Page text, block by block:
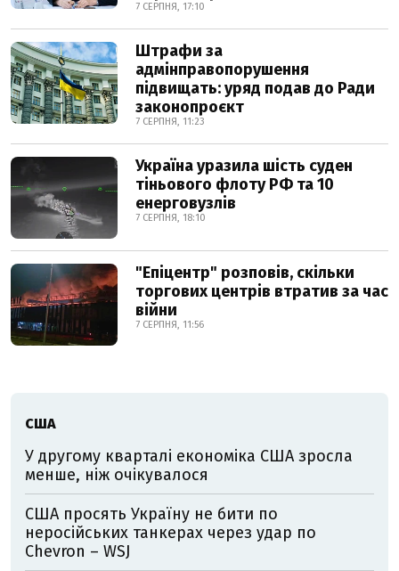
7 СЕРПНЯ, 17:10
Штрафи за
адмінправопорушення
підвищать: уряд подав до Ради
законопроєкт
7 СЕРПНЯ, 11:23
Україна уразила шість суден
тіньового флоту РФ та 10
енерговузлів
7 СЕРПНЯ, 18:10
"Епіцентр" розповів, скільки
торгових центрів втратив за час
війни
7 СЕРПНЯ, 11:56
США
У другому кварталі економіка США зросла
менше, ніж очікувалося
США просять Україну не бити по
неросійських танкерах через удар по
Chevron – WSJ